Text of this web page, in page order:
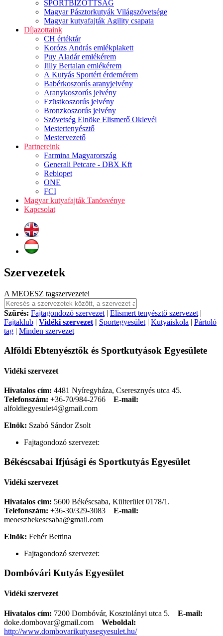
SPORTBIZOTTSÁG
Magyar Pásztorkutyák Világszövetsége
Magyar kutyafajták Agility csapata
Díjazottaink
CH értéktár
Korózs András emlékplakett
Puy Aladár emlékérem
Jilly Bertalan emlékérem
A Kutyás Sportért érdemérem
Babérkoszorús aranyjelvény
Aranykoszorús jelvény
Ezüstkoszorús jelvény
Bronzkoszorús jelvény
Szövetség Elnöke Elismerő Oklevél
Mestertenyésztő
Mestervezető
Partnereink
Farmina Magyarország
Generali Petcare - DBX Kft
Rebiopet
ONE
FCI
Magyar kutyafajták Tanösvénye
Kapcsolat
Szervezetek
A MEOESZ tagszervezetei
Szűrés: Fajtagondozó szervezet | Elismert tenyésztő szervezet |
Fajtaklub | Vidéki szervezet | Sportegyesület | Kutyaiskola | Pártoló
tag | Minden szervezet
Alföldi Ebtenyésztők és Sportkutyások Egyesülete
Vidéki szervezet
Hivatalos cím: 4481 Nyíregyháza, Cseresznyés utca 45.
Telefonszám: +36-70/984-2766
E-mail:
alfoldiegyesulet4@gmail.com
Elnök: Szabó Sándor Zsolt
Fajtagondozó szervezet:
Békéscsabai Ifjúsági és Sportkutyás Egyesület
Vidéki szervezet
Hivatalos cím: 5600 Békéscsaba, Külterület 0178/1.
Telefonszám: +36-30/329-3083
E-mail:
meoeszbekescsaba@gmail.com
Elnök: Fehér Bettina
Fajtagondozó szervezet:
Dombóvári Kutyás Egyesület
Vidéki szervezet
Hivatalos cím: 7200 Dombóvár, Kosztolányi utca 5. E-mail:
doke.dombovar@gmail.com
Weboldal:
http://www.dombovarikutyasegyesulet.hu/